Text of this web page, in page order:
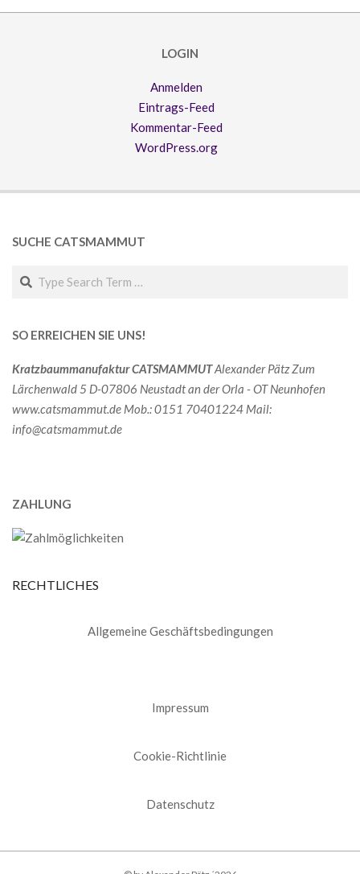
LOGIN
Anmelden
Eintrags-Feed
Kommentar-Feed
WordPress.org
SUCHE CATSMAMMUT
Search
SO ERREICHEN SIE UNS!
Kratzbaummanufaktur CATSMAMMUTAlexander PätzZum
Lärchenwald 5 D-07806 Neustadt an der Orla - OT Neunhofen
www.catsmammut.de Mob.: 0151 70401224 Mail:
info@catsmammut.de
ZAHLUNG
RECHTLICHES
Allgemeine Geschäftsbedingungen
Impressum
Cookie-Richtlinie
Datenschutz